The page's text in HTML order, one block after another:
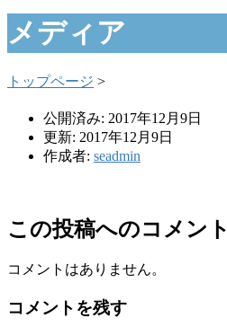
メディア
トップページ >
公開済み: 2017年12月9日
更新: 2017年12月9日
作成者: seadmin
この投稿へのコメント
コメントはありません。
コメントを残す